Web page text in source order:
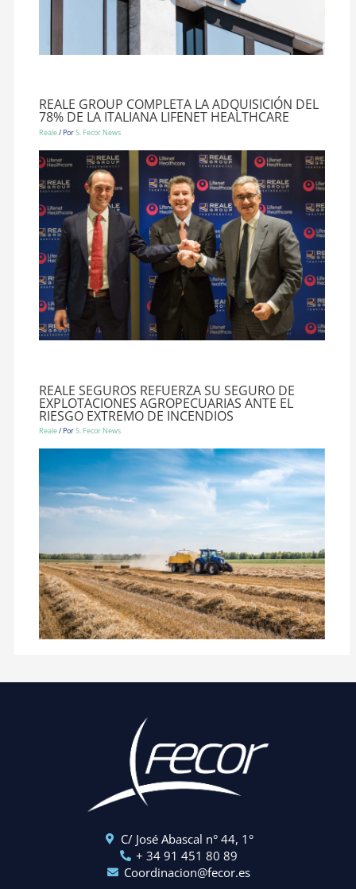
REALE GROUP COMPLETA LA ADQUISICIÓN DEL
78% DE LA ITALIANA LIFENET HEALTHCARE
Reale/ PorS. Fecor News
REALE SEGUROS REFUERZA SU SEGURO DE
EXPLOTACIONES AGROPECUARIAS ANTE EL
RIESGO EXTREMO DE INCENDIOS
Reale/ PorS. Fecor News
C/ José Abascal n° 44, 1°
+ 34 91 451 80 89
Coordinacion@fecor.es